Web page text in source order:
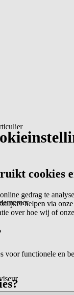
cookies
gedrag te
helpen via
over hoe wij of onze
voor functionele en